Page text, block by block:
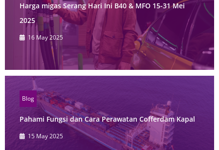
Harga migas Serang Hari Ini B40 & MFO 15-31 Mei
2025
16 May 2025
Blog
Pahami Fungsi dan Cara Perawatan Cofferdam Kapal
15 May 2025